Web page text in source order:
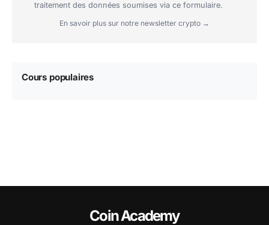
traitement des données soumises via ce formulaire.
En savoir plus sur notre newsletter crypto →
Cours populaires
Coin Academy